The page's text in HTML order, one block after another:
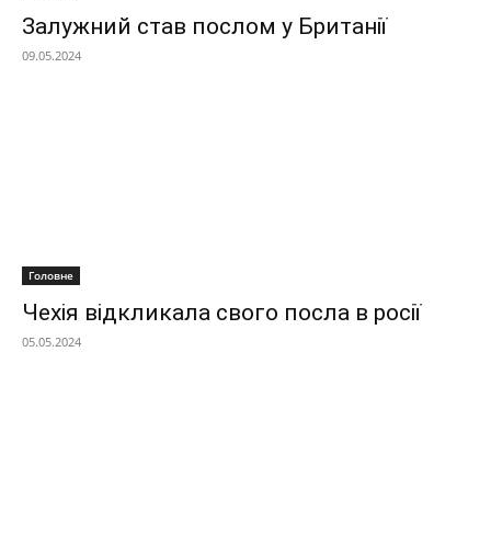
Залужний став послом у Британії
09.05.2024
Головне
Чехія відкликала свого посла в росії
05.05.2024